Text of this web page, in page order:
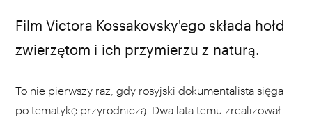
Film Victora Kossakovsky'ego składa hołd
zwierzętom i ich przymierzu z naturą.
To nie pierwszy raz, gdy rosyjski dokumentalista sięga
po tematykę przyrodniczą. Dwa lata temu zrealizował